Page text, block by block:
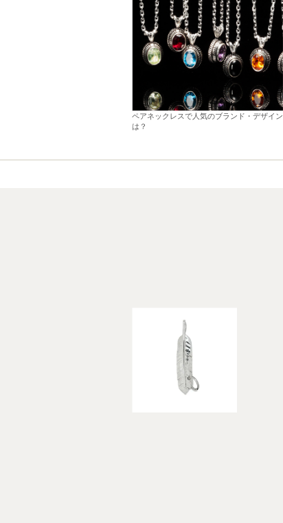
ペアネックレスで人気のブランド・デザイン
は？